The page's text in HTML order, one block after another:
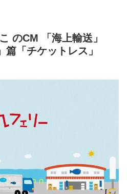
のCM 「海上輸送」
「チケットレス」